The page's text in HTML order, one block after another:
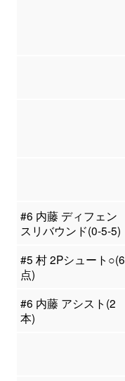
#6 内藤 ディフェン
スリバウンド(0-5-5)
#5 村 2Pシュート○(6
点)
#6 内藤 アシスト(2
本)